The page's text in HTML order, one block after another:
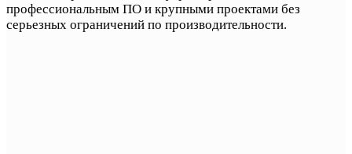
профессиональным ПО и крупными проектами без
серьезных ограничений по производительности.